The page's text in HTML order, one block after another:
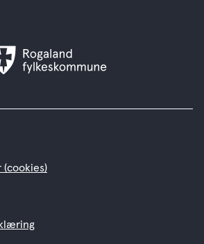
Rogaland
fylkeskommune
(cookies)